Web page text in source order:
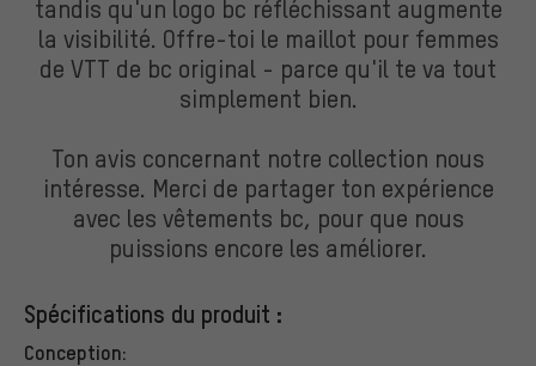
tandis qu'un logo bc réfléchissant augmente
la visibilité. Offre-toi le maillot pour femmes
de VTT de bc original - parce qu'il te va tout
simplement bien.
Ton avis concernant notre collection nous
intéresse. Merci de partager ton expérience
avec les vêtements bc, pour que nous
puissions encore les améliorer.
Spécifications du produit :
Conception: